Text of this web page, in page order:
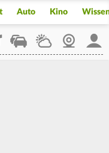
Auto Kino
StaupilotWetterWebcam